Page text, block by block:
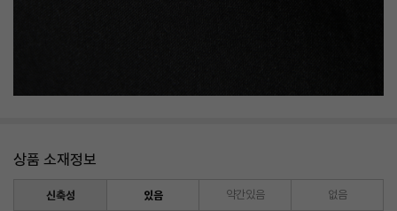
상품 소재정보
신축성 있음 약간있음 없음